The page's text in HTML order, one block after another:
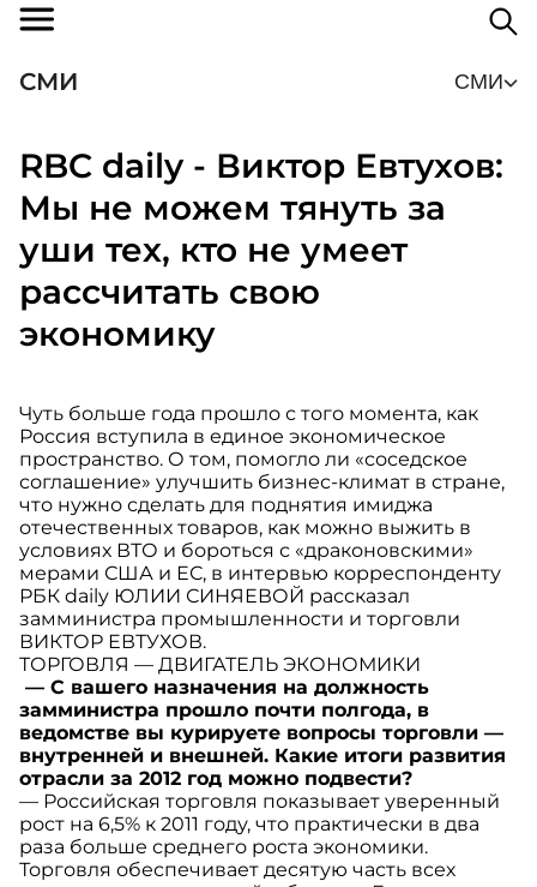
СМИ СМИ
RBC daily - Виктор Евтухов:
Мы не можем тянуть за
уши тех, кто не умеет
рассчитать свою
экономику
Чуть больше года прошло с того момента, как
Россия вступила в единое экономическое
пространство. О том, помогло ли «соседское
соглашение» улучшить бизнес-климат в стране,
что нужно сделать для поднятия имиджа
отечественных товаров, как можно выжить в
условиях ВТО и бороться с «драконовскими»
мерами США и ЕС, в интервью корреспонденту
РБК daily ЮЛИИ СИНЯЕВОЙ рассказал
замминистра промышленности и торговли
ВИКТОР ЕВТУХОВ.
ТОРГОВЛЯ — ДВИГАТЕЛЬ ЭКОНОМИКИ
— С вашего назначения на должность
замминистра прошло почти полгода, в
ведомстве вы курируете вопросы торговли —
внутренней и внешней. Какие итоги развития
отрасли за 2012 год можно подвести?
— Российская торговля показывает уверенный
рост на 6,5% к 2011 году, что практически в два
раза больше среднего роста экономики.
Торговля обеспечивает десятую часть всех